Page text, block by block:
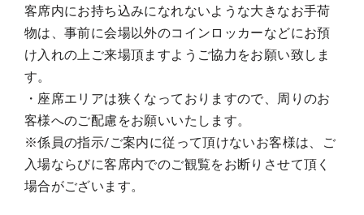
客席内にお持ち込みになれないような大きなお手荷
物は、事前に会場以外のコインロッカーなどにお預
け入れの上ご来場頂ますようご協力をお願い致しま
す。
・座席エリアは狭くなっておりますので、周りのお
客様へのご配慮をお願いいたします。
※係員の指示/ご案内に従って頂けないお客様は、ご
入場ならびに客席内でのご観覧をお断りさせて頂く
場合がございます。